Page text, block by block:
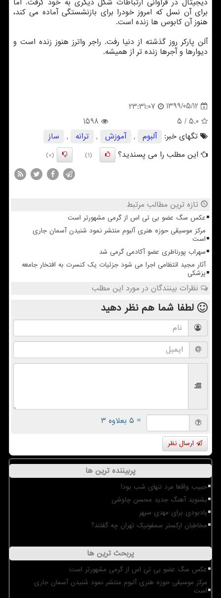
دیجیتال در فراوانی ارتباطات شکل دیگری به خود گرفت. اما
برای آن نسل که امروز خودرا برای بازنشستگی آماده می کند،
هنوز آن کابوس ها زنده است.
آلن پارکر روز گذشته از دنیا رفت. راجر واترز هنوز زنده است و
دیوارها و آجرها زنده تر از همیشه.
1399/05/12
23:31:07
5.0
/ 5
1598
تگهای خبر:
آلبوم , آموزش , ترانه ,
ساز
این مطلب را می پسندید؟
(1)
(0)
تازه ترین مطالب مرتبط
عکس سگ عضو بی تی اس از گرمی مشهورتر است
مرکز موسیقی حوزه هنری آلبوم منتشر نمود شنیدن آسمان جاری
است
سهراب پورناظری عضو آکادمی گرمی شد
آثار مجید انتظامی اجرا می شود جزئیات یک کنسرت به افتخار جامعه
پزشکی
نظرات بینندگان در مورد این مطلب
لطفا شما همنظر دهید
= ۵ بعلاوه ۳
ارسال نظر
پربیننده ترین ها
حبیب واقعا مرد تنهای شب بود!
بشنوید آهنگ جدید محسن چاوشی
یادبودی برای مهدی سپهر
مخاطبان ارکستر سمفونیک تهران چه گفتند؟
پربحث ترین ها
عکس سگ عضو بی تی اس از گرمی مشهورتر است
مرکز موسیقی حوزه هنری آلبوم منتشر نمود شنیدن آسمان جاری
است